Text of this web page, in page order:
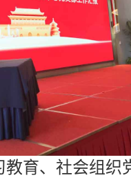
育、社会组织